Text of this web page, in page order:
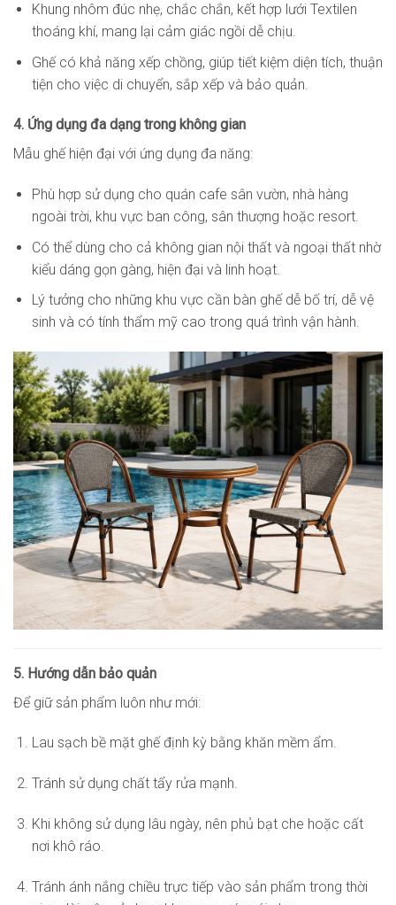
Khung nhôm đúc nhẹ, chắc chắn, kết hợp lưới Textilen
thoáng khí, mang lại cảm giác ngồi dễ chịu.
Ghế có khả năng xếp chồng, giúp tiết kiệm diện tích, thuận
tiện cho việc di chuyển, sắp xếp và bảo quản.
4. Ứng dụng đa dạng trong không gian
Mẫu ghế hiện đại với ứng dụng đa năng:
Phù hợp sử dụng cho quán cafe sân vườn, nhà hàng
ngoài trời, khu vực ban công, sân thượng hoặc resort.
Có thể dùng cho cả không gian nội thất và ngoại thất nhờ
kiểu dáng gọn gàng, hiện đại và linh hoạt.
Lý tưởng cho những khu vực cần bàn ghế dễ bố trí, dễ vệ
sinh và có tính thẩm mỹ cao trong quá trình vận hành.
5. Hướng dẫn bảo quản
Để giữ sản phẩm luôn như mới:
Lau sạch bề mặt ghế định kỳ bằng khăn mềm ẩm.
Tránh sử dụng chất tẩy rửa mạnh.
Khi không sử dụng lâu ngày, nên phủ bạt che hoặc cất
nơi khô ráo.
Tránh ánh nắng chiều trực tiếp vào sản phẩm trong thời